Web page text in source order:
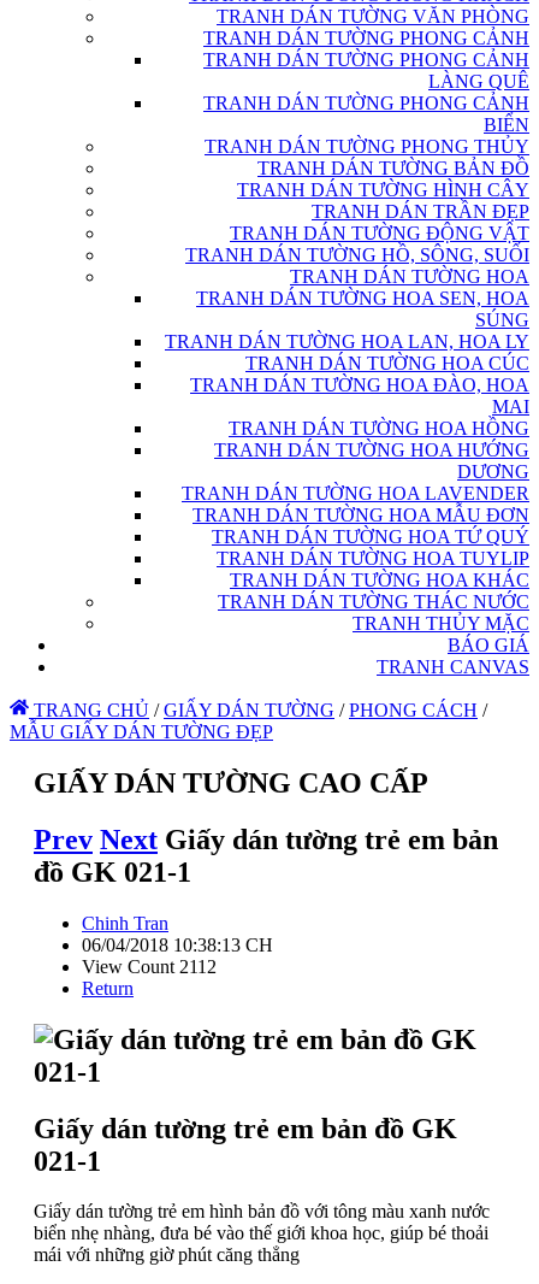
TRANH DÁN TƯỜNG VĂN PHÒNG
TRANH DÁN TƯỜNG PHONG CẢNH
TRANH DÁN TƯỜNG PHONG CẢNH
LÀNG QUÊ
TRANH DÁN TƯỜNG PHONG CẢNH
BIỂN
TRANH DÁN TƯỜNG PHONG THỦY
TRANH DÁN TƯỜNG BẢN ĐỒ
TRANH DÁN TƯỜNG HÌNH CÂY
TRANH DÁN TRẦN ĐẸP
TRANH DÁN TƯỜNG ĐỘNG VẬT
TRANH DÁN TƯỜNG HỒ, SÔNG, SUỐI
TRANH DÁN TƯỜNG HOA
TRANH DÁN TƯỜNG HOA SEN, HOA
SÚNG
TRANH DÁN TƯỜNG HOA LAN, HOA LY
TRANH DÁN TƯỜNG HOA CÚC
TRANH DÁN TƯỜNG HOA ĐÀO, HOA
MAI
TRANH DÁN TƯỜNG HOA HỒNG
TRANH DÁN TƯỜNG HOA HƯỚNG
DƯƠNG
TRANH DÁN TƯỜNG HOA LAVENDER
TRANH DÁN TƯỜNG HOA MẪU ĐƠN
TRANH DÁN TƯỜNG HOA TỨ QUÝ
TRANH DÁN TƯỜNG HOA TUYLIP
TRANH DÁN TƯỜNG HOA KHÁC
TRANH DÁN TƯỜNG THÁC NƯỚC
TRANH THỦY MẶC
BÁO GIÁ
TRANH CANVAS
TRANG CHỦ / GIẤY DÁN TƯỜNG / PHONG CÁCH /
MẪU GIẤY DÁN TƯỜNG ĐẸP
GIẤY DÁN TƯỜNG CAO CẤP
Prev Next Giấy dán tường trẻ em bản
đồ GK 021-1
Chinh Tran
06/04/2018 10:38:13 CH
View Count 2112
Return
Giấy dán tường trẻ em bản đồ GK
021-1
Giấy dán tường trẻ em hình bản đồ với tông màu xanh nước
biển nhẹ nhàng, đưa bé vào thế giới khoa học, giúp bé thoải
mái với những giờ phút căng thẳng